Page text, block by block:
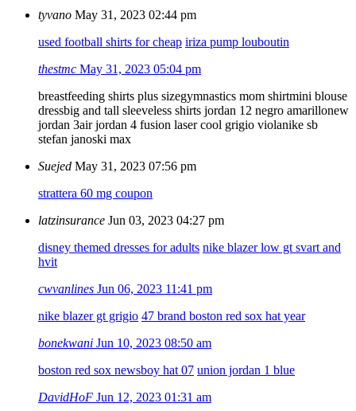
tyvano May 31, 2023 02:44 pm
used football shirts for cheap iriza pump louboutin
thestmc May 31, 2023 05:04 pm
breastfeeding shirts plus sizegymnastics mom shirtmini blouse
dressbig and tall sleeveless shirts jordan 12 negro amarillonew
jordan 3air jordan 4 fusion laser cool grigio violanike sb
stefan janoski max
Suejed May 31, 2023 07:56 pm
strattera 60 mg coupon
latzinsurance Jun 03, 2023 04:27 pm
disney themed dresses for adults nike blazer low gt svart and
hvit
cwvanlines Jun 06, 2023 11:41 pm
nike blazer gt grigio 47 brand boston red sox hat year
bonekwani Jun 10, 2023 08:50 am
boston red sox newsboy hat 07 union jordan 1 blue
DavidHoF Jun 12, 2023 01:31 am